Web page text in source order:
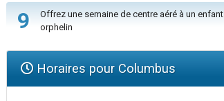
9
Offrez une semaine de centre aéré à un enfant
orphelin
Horaires pour Columbus